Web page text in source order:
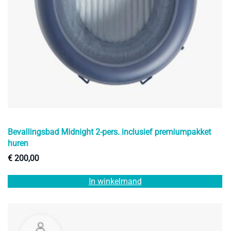
Bevallingsbad Midnight 2-pers. inclusief premiumpakket
huren
€ 200,00
In winkelmand